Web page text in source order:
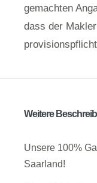
gemachten
dass der
Weitere
Unsere 100%
Saarland!